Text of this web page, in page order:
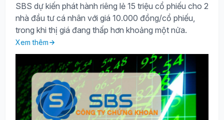
SBS dự kiến phát hành riêng lẻ 15 triệu cổ phiếu cho 2
nhà đầu tư cá nhân với giá 10.000 đồng/cổ phiếu,
trong khi thị giá đang thấp hơn khoảng một nửa.
Xem thêm